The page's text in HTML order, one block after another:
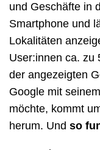
und Geschäfte in
Smartphone und
Lokalitäten
User:innen ca. zu
der angezeigten
Google mit
möchte, kommt
herum. Und so